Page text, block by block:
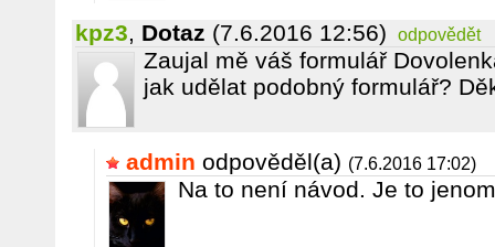
kpz3, Dotaz (7.6.2016 12:56) odpovědět
Zaujal mě váš formulář
jak udělat podobný formulář?
admin odpověděl(a) (7.6.2016 17:02)
Na to není návod. Je to